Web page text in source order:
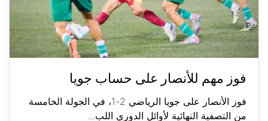
فوز مهم للأنصار على حساب جويا
فوز الأنصار على جويا الرياضي 2-1، في الجولة الخامسة
من التصفية النهائية لأوائل الدوري اللب...